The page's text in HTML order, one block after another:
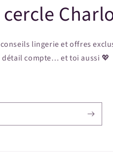
lingerie et offres
détail compte… et toi aussi 💖